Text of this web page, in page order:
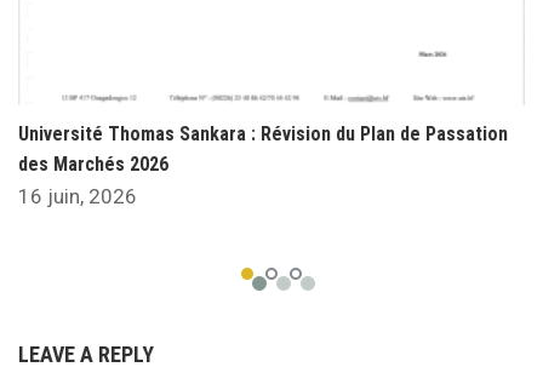
Université Thomas Sankara : Révision du Plan de Passation
des Marchés 2026
16 juin, 2026
LEAVE A REPLY